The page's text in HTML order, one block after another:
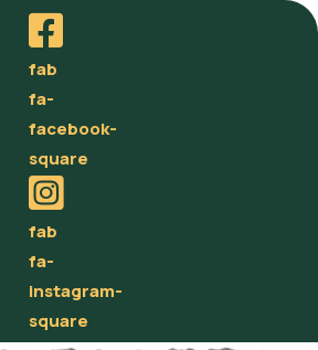
fab
fa-
facebook-
square
fab
fa-
instagram-
square